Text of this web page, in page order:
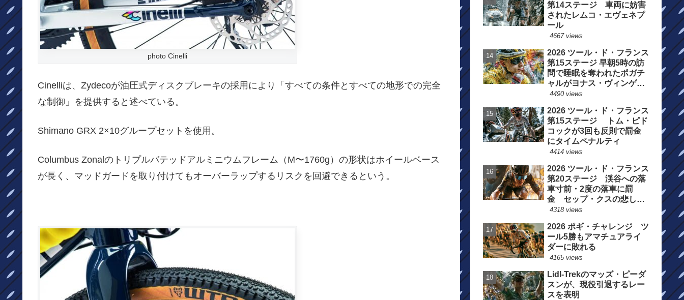
photo Cinelli
Cinelliは、Zydecoが油圧式ディスクブレーキの採用により「すべての条件とすべての地形での完全
な制御」を提供すると述べている。
Shimano GRX 2×10グループセットを使用。
Columbus Zonalのトリプルバテッドアルミニウムフレーム（M〜1760g）の形状はホイールベース
が長く、マッドガードを取り付けてもオーバーラップするリスクを回避できるという。
第14ステージ 車両に妨害
されたレムコ・エヴェネプ
ール
4667 views
2026 ツール・ド・フランス
第15ステージ 早朝5時の訪
問で睡眠を奪われたポガチ
ャルがヨナス・ヴィンゲゴ
ーの離脱を惜しむ
4490 views
2026 ツール・ド・フランス
第15ステージ トム・ピド
コックが3回も反則で罰金
にタイムペナルティ
4414 views
2026 ツール・ド・フランス
第20ステージ 渓谷への落
車寸前・2度の落車に罰
金 セップ・クスの悲しい
一日
4318 views
2026 ポギ・チャレンジ ツ
ール5勝もアマチュアライ
ダーに敗れる
4165 views
Lidl-Trekのマッズ・ピーダ
スンが、現役引退するレー
スを表明